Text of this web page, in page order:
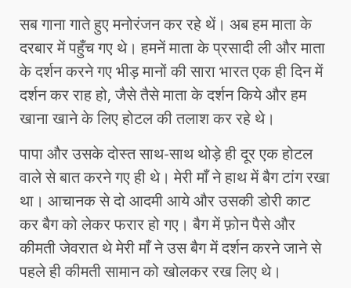
सब गाना गाते हुए मनोरंजन कर रहे थें। अब हम माता के
दरबार में पहुँच गए थे। हमनें माता के प्रसादी ली और माता
के दर्शन करने गए भीड़ मानों की सारा भारत एक ही दिन में
दर्शन कर राह हो, जैसे तैसे माता के दर्शन किये और हम
खाना खाने के लिए होटल की तलाश कर रहे थे।
पापा और उसके दोस्त साथ-साथ थोड़े ही दूर एक होटल
वाले से बात करने गए ही थे। मेरी माँ ने हाथ में बैग टांग रखा
था। आचानक से दो आदमी आये और उसकी डोरी काट
कर बैग को लेकर फरार हो गए। बैग में फ़ोन पैसे और
कीमती जेवरात थे मेरी माँ ने उस बैग में दर्शन करने जाने से
पहले ही कीमती सामान को खोलकर रख लिए थे।